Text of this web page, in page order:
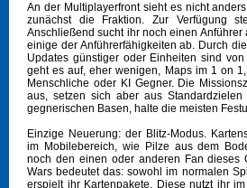
An der Multiplayerfront sieht es nicht
zunächst die Fraktion. Zur Verfügung
Anschließend sucht ihr noch einen Anführer
einige der Anführerfähigkeiten ab. Durch
Updates günstiger oder Einheiten sind
geht es auf, eher wenigen, Maps im 1 on
Menschliche oder KI Gegner. Die
aus, setzen sich aber aus
gegnerischen Basen, halte die meisten
Einzige Neuerung: der Blitz-Modus.
im Mobilebereich, wie Pilze aus dem
noch den einen oder anderen Fan dieses
Wars bedeutet das: sowohl im normalen
erspielt ihr Kartenpakete. Diese nutzt ihr